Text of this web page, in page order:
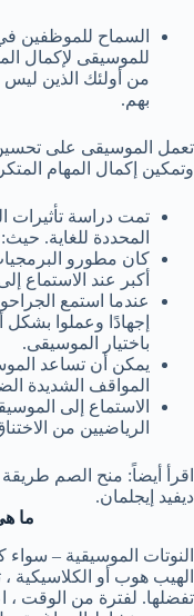
السماح للموظفين
للموسيقى لإكمال
من أولئك الذين
بهم.
تعمل الموسيقى على تحسين
وتمكين إكمال المهام
تمت دراسة تأثيرات
المحددة للغاية. حيث:
كان مطورو
أكبر عند الاستماع
عندما استمع
إجهادًا وعملوا
باختيار الموسيقى.
يمكن أن تساعد
المواقف الشديدة
الاستماع إلى
الرياضيين من
اقرأ أيضاً: منح الصم
ديفيد إيجلمان.
ما
النوتات الموسيقية –
الهيب هوب أو ‏الكلاسيكية
تفضلها. لفترة من الوقت ،